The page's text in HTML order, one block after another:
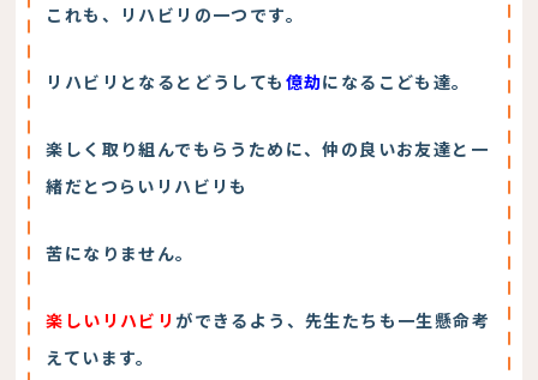
これも、リハビリの一つです。
リハビリとなるとどうしても 億劫になるこども達。
楽しく取り組んでもらうために、仲の良いお友達と一
緒だとつらいリハビリも
苦になりません。
楽しいリハビリ ができるよう、先生たちも一生懸命考
えています。